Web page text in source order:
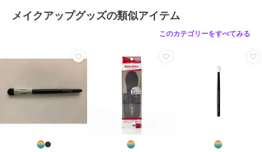
メイクアップグッズの類似アイテム
このカテゴリーをすべてみる